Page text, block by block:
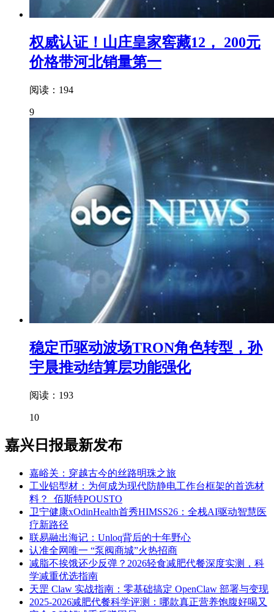
权威认证！山庄皇家窖藏12， 200元
价格带河北销量第一
阅读：194
9
稳定币驱动波场TRON角色转型，孙
宇晨推动结算层功能强化
阅读：193
10
嘉兴日报最新发布
嘉峪关：穿越古今的丝路明珠之旅
工业铝型材：为何成为现代防静电工作台框架的首选材
料？_佰斯特POUSTO
卫宁健康xOdinHealth首秀HIMSS26：全栈AI驱动智慧医
疗新路径
联易融出海记：Unloq背后的十年野心
认准全网唯一 “泵阀商城”火热招商
减脂不挨饿还少反弹？2026轻食减肥代餐深度实测，科
学减重优选指南
天罡 Claw 实战指南：零基础搞定 OpenClaw 部署与变现
2025-2026减肥代餐科学评测：哪款真正营养饱腹好喝又